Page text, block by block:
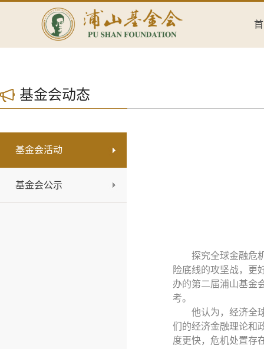
基金会动态
基金会活动
基金会公示
探究全球金融危
险底线的攻坚战，更
办的第二届浦山基金
考。
他认为，经济全
们的经济金融理论和
度更快，危机处置存